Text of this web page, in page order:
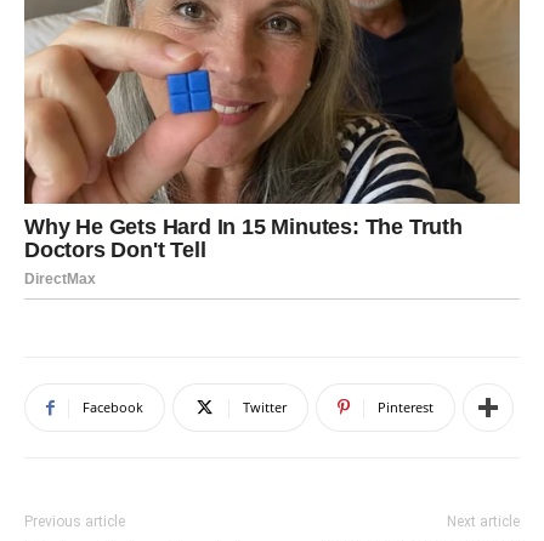
Facebook Twitter Pinterest
Previous article Next article